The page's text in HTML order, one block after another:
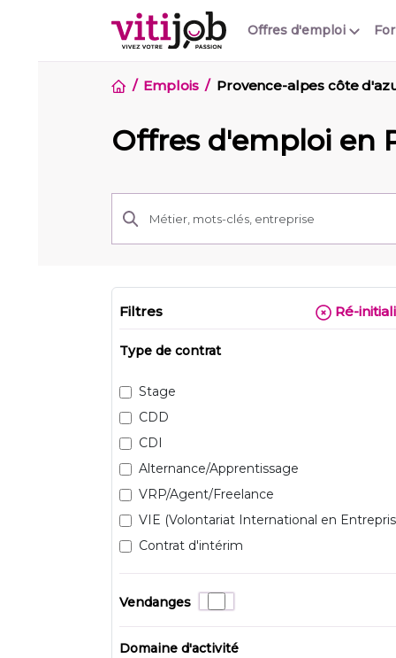
Offres d'emploi
Emplois Provence-alpes côte
Offres d'emploi en
Filtres Ré-
Type de contrat
Stage
CDD
CDI
Alternance/Apprentissage
VRP/Agent/Freelance
VIE (Volontariat International en
Contrat d'intérim
Vendanges
Domaine d'activité